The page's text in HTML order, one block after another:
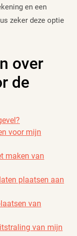
en een
zeker deze optie
over
de
voor mijn
maken van
plaatsen aan
van
van mijn